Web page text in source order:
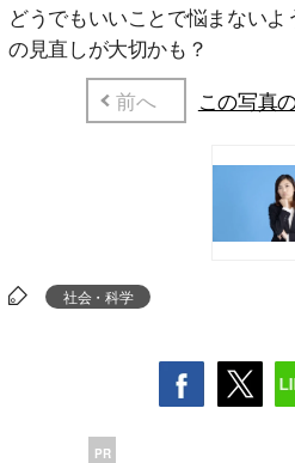
どうでもいいことで悩まない
の見直しが大切かも？
前へ
この写真
社会・科学
PR